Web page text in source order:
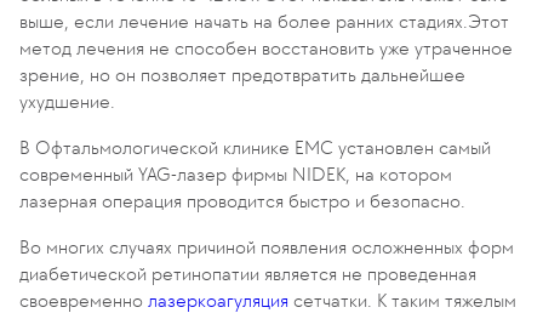
выше, если лечение начать на более ранних стадиях.Этот
метод лечения не способен восстановить уже утраченное
зрение, но он позволяет предотвратить дальнейшее
ухудшение.
В Офтальмологической клинике EMC установлен самый
современный YAG-лазер фирмы NIDEK, на котором
лазерная операция проводится быстро и безопасно.
Во многих случаях причиной появления осложненных форм
диабетической ретинопатии является не проведенная
своевременно лазеркоагуляция сетчатки. К таким тяжелым